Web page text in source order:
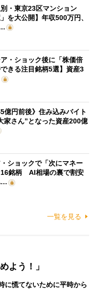
別・東京23区マンション
」を大公開】年収500万円、
ア・ショック後に「株価倍
きる注目銘柄5選】資産3
5億円前後》住み込みバイト
家さん”となった資産200億
ショックで「次にマネー
16銘柄 AI相場の裏で割安
…
一覧を見る
よう！」
に慌てないために平時から